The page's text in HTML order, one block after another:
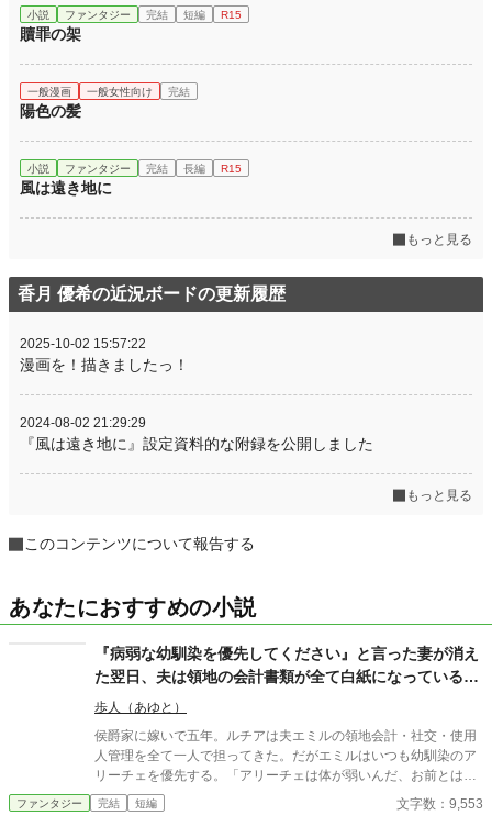
小説 ファンタジー 完結 短編 R15
贖罪の架
一般漫画 一般女性向け 完結
陽色の髪
小説 ファンタジー 完結 長編 R15
風は遠き地に
もっと見る
香月 優希の近況ボードの更新履歴
2025-10-02 15:57:22
漫画を！描きましたっ！
2024-08-02 21:29:29
『風は遠き地に』設定資料的な附録を公開しました
もっと見る
このコンテンツについて報告する
あなたにおすすめの小説
『病弱な幼馴染を優先してください』と言った妻が消え
た翌日、夫は領地の会計書類が全て白紙になっているこ
とに気づいた
歩人（あゆと）
侯爵家に嫁いで五年。ルチアは夫エミルの領地会計・社交・使用
人管理を全て一人で担ってきた。だがエミルはいつも幼馴染のア
リーチェを優先する。「アリーチェは体が弱いんだ、お前とは違
う」——その言葉を百回聞いた日、ルチアは微笑んで離縁届に署
名した。「ええ、私は丈夫ですから。どうぞ幼馴染様をお大事
ファンタジー 完結 短編 文字数：9,553